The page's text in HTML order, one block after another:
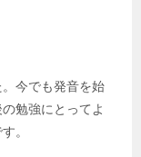
今でも発音を始
勉強にとってよ
。